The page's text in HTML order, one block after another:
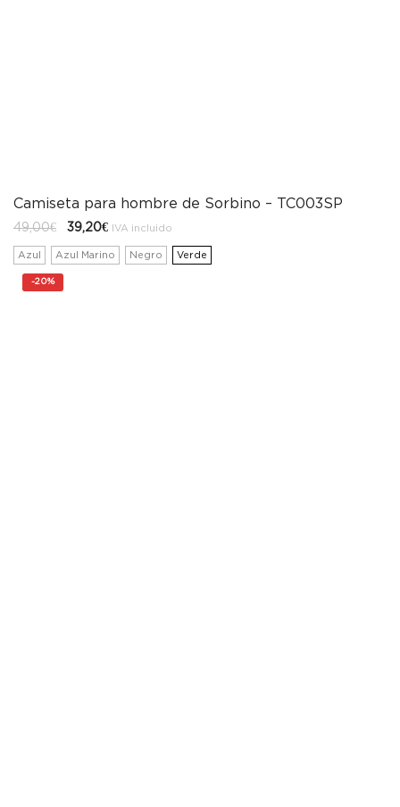
Camiseta para hombre de Sorbino – TC003SP
49,00€
El
original
era:
49,00€.
39,20€El
actual
es:
IVA incluido
Azul Azul Marino Negro Verde
-20%